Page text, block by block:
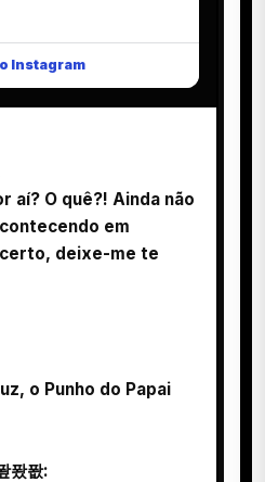
Instagram
aí? O quê?! Ainda não
em
deixe-me te
o Punho do Papai
퐜퐚: